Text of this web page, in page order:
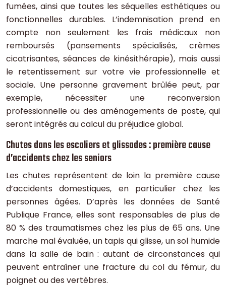
fumées, ainsi que toutes les séquelles esthétiques ou
fonctionnelles durables. L’indemnisation prend en
compte non seulement les frais médicaux non
remboursés (pansements spécialisés, crèmes
cicatrisantes, séances de kinésithérapie), mais aussi
le retentissement sur votre vie professionnelle et
sociale. Une personne gravement brûlée peut, par
exemple, nécessiter une reconversion
professionnelle ou des aménagements de poste, qui
seront intégrés au calcul du préjudice global.
Chutes dans les escaliers et glissades : première cause
d’accidents chez les seniors
Les chutes représentent de loin la première cause
d’accidents domestiques, en particulier chez les
personnes âgées. D’après les données de Santé
Publique France, elles sont responsables de plus de
80 % des traumatismes chez les plus de 65 ans. Une
marche mal évaluée, un tapis qui glisse, un sol humide
dans la salle de bain : autant de circonstances qui
peuvent entraîner une fracture du col du fémur, du
poignet ou des vertèbres.